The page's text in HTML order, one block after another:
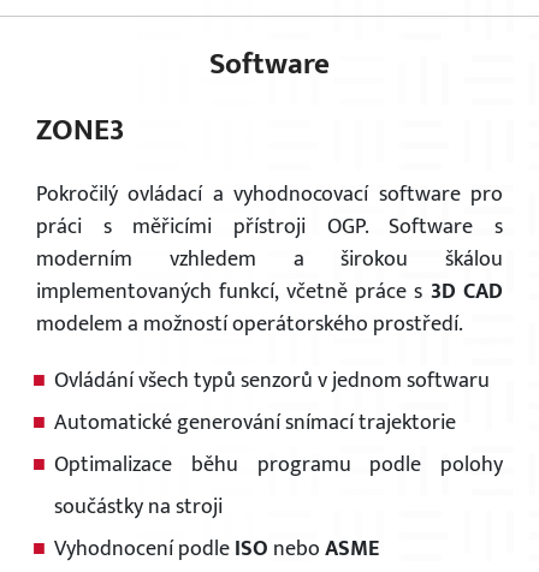
Software
ZONE3
Pokročilý ovládací a vyhodnocovací software pro
práci s měřicími přístroji OGP. Software s
moderním vzhledem a širokou škálou
implementovaných funkcí, včetně práce s 3D CAD
modelem a možností operátorského prostředí.
Ovládání všech typů senzorů v jednom softwaru
Automatické generování snímací trajektorie
Optimalizace běhu programu podle polohy
součástky na stroji
Vyhodnocení podleISO neboASME